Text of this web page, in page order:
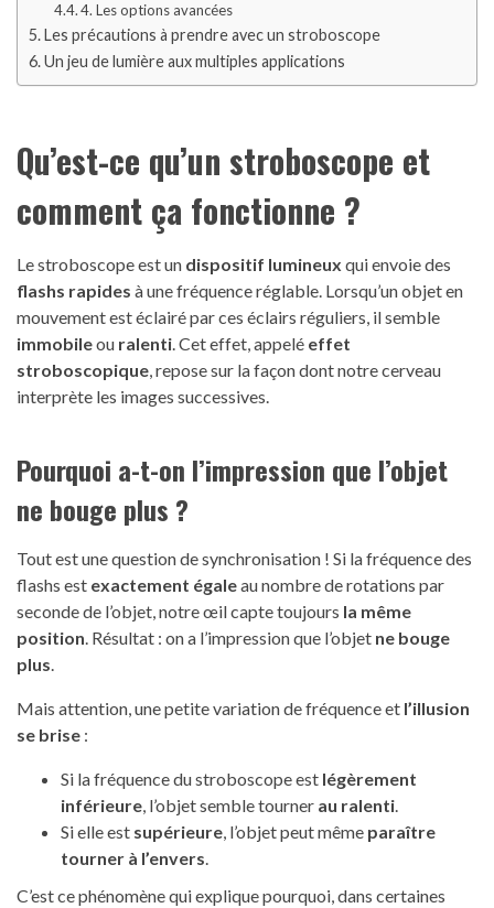
4. Les options avancées
Les précautions à prendre avec un stroboscope
Un jeu de lumière aux multiples applications
Qu’est-ce qu’un stroboscope et
comment ça fonctionne ?
Le stroboscope est un dispositif lumineux qui envoie des
flashs rapides à une fréquence réglable. Lorsqu’un objet en
mouvement est éclairé par ces éclairs réguliers, il semble
immobileou ralenti. Cet effet, appelé effet
stroboscopique, repose sur la façon dont notre cerveau
interprète les images successives.
Pourquoi a-t-on l’impression que l’objet
ne bouge plus ?
Tout est une question de synchronisation ! Si la fréquence des
flashs est exactement égaleau nombre de rotations par
seconde de l’objet, notre œil capte toujours la même
position. Résultat : on a l’impression que l’objet ne bouge
plus.
Mais attention, une petite variation de fréquence et l’illusion
se brise :
Si la fréquence du stroboscope est légèrement
inférieure, l’objet semble tourner au ralenti.
Si elle est supérieure, l’objet peut même paraître
tourner à l’envers.
C’est ce phénomène qui explique pourquoi, dans certaines